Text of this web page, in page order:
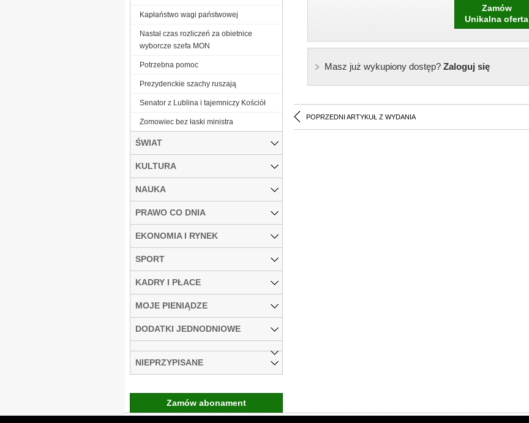
Zamów
Unikalna oferta
Masz już wykupiony dostęp?Zaloguj się
POPRZEDNI ARTYKUŁ Z WYDANIA
Kapłaństwo wagi państwowej
Nastał czas rozliczeń za obietnice
wyborcze szefa MON
Potrzebna pomoc
Prezydenckie szachy ruszają
Senator z Lublina i tajemniczy Kościół
Zomowiec bez łaski ministra
ŚWIAT
KULTURA
NAUKA
PRAWO CO DNIA
EKONOMIA I RYNEK
SPORT
KADRY I PŁACE
MOJE PIENIĄDZE
DODATKI JEDNODNIOWE
NIEPRZYPISANE
Zamów abonament